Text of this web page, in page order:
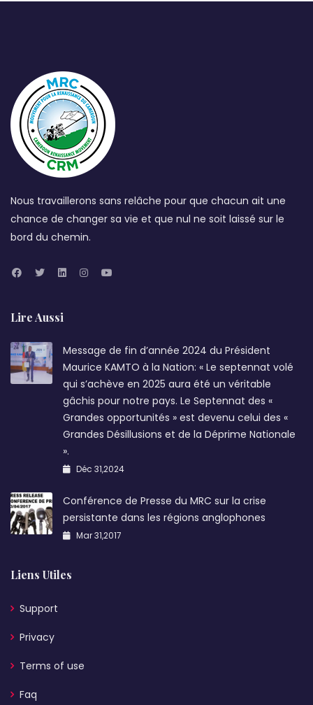
Nous travaillerons sans relâche pour que chacun ait une
chance de changer sa vie et que nul ne soit laissé sur le
bord du chemin.
Lire Aussi
Message de fin d’année 2024 du Président
Maurice KAMTO à la Nation: « Le septennat volé
qui s’achève en 2025 aura été un véritable
gâchis pour notre pays. Le Septennat des «
Grandes opportunités » est devenu celui des «
Grandes Désillusions et de la Déprime Nationale
».
Déc 31,2024
Conférence de Presse du MRC sur la crise
persistante dans les régions anglophones
Mar 31,2017
Liens Utiles
Support
Privacy
Terms of use
Faq